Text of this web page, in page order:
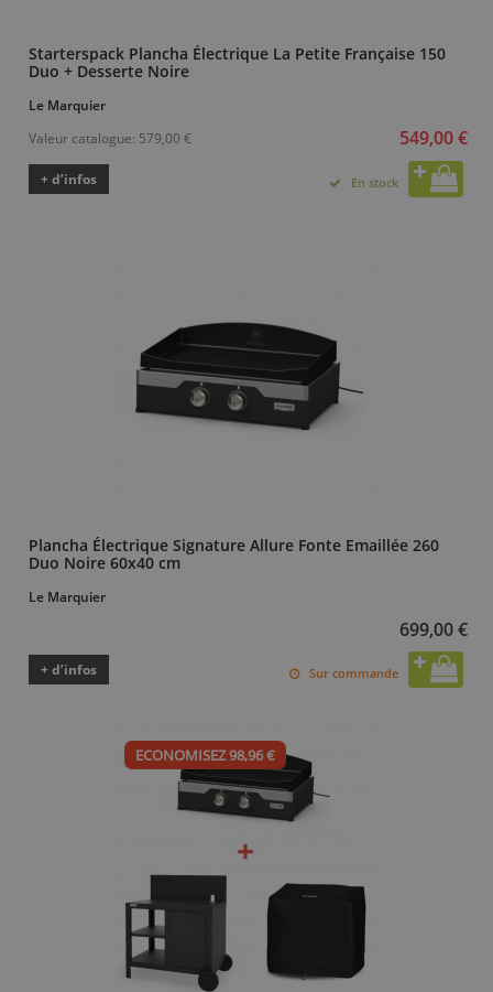
Starterspack Plancha Électrique La Petite Française 150
Duo + Desserte Noire
Le Marquier
Valeur catalogue: 579,00 € 549,00 €
+ d’infos En stock
Plancha Électrique Signature Allure Fonte Emaillée 260
Duo Noire 60x40 cm
Le Marquier
699,00 €
+ d’infos Sur commande
ECONOMISEZ 98,96 €